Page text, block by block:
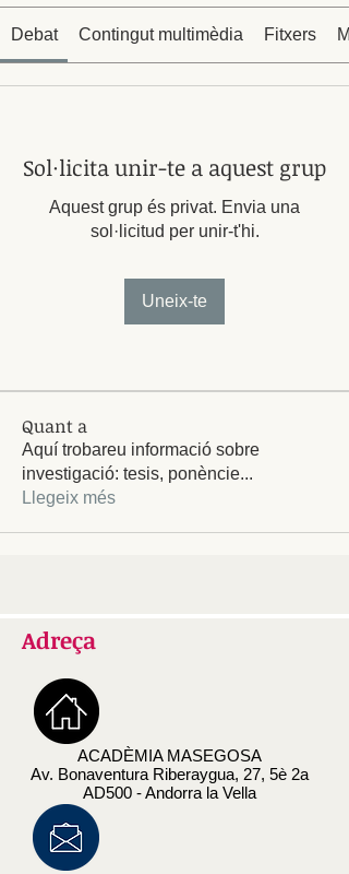
Debat Contingut multimèdia Fitxers
Sol·licita unir-te a aquest grup
Aquest grup és privat. Envia una
sol·licitud per unir-t'hi.
Uneix-te
Quant a
Aquí trobareu informació sobre
investigació: tesis, ponèncie...
Llegeix més
Adreça
ACADÈMIA MASEGOSA
Av. Bonaventura Riberaygua, 27, 5è 2a
AD500 - Andorra la Vella